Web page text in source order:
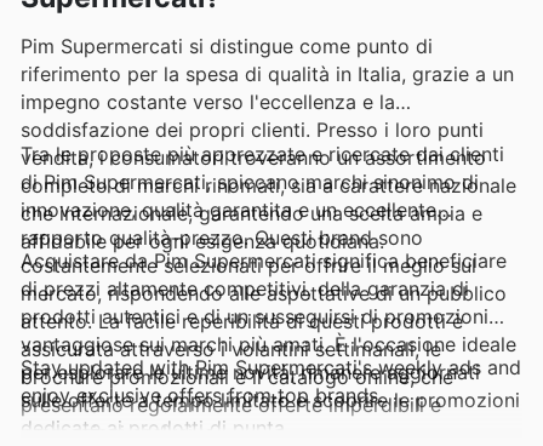
Pim Supermercati si distingue come punto di
riferimento per la spesa di qualità in Italia, grazie a un
impegno costante verso l'eccellenza e la
soddisfazione dei propri clienti. Presso i loro punti
vendita, i consumatori troveranno un assortimento
completo di marchi rinomati, sia a carattere nazionale
che internazionale, garantendo una scelta ampia e
affidabile per ogni esigenza quotidiana.
Tra le proposte più apprezzate e ricercate dai clienti
di Pim Supermercati, spiccano marchi sinonimo di
innovazione, qualità garantita e un eccellente
rapporto qualità-prezzo. Questi brand sono
costantemente selezionati per offrire il meglio sul
mercato, rispondendo alle aspettative di un pubblico
attento. La facile reperibilità di questi prodotti è
assicurata attraverso i volantini settimanali, le
brochure promozionali e il catalogo online, che
presentano regolarmente offerte imperdibili e
promozioni esclusive.
Acquistare da Pim Supermercati significa beneficiare
di prezzi altamente competitivi, della garanzia di
prodotti autentici e di un susseguirsi di promozioni
vantaggiose sui marchi più amati. È l'occasione ideale
per esplorare le ultime novità, rimanere aggiornati
sulle offerte a tempo limitato e scoprire le promozioni
dedicate ai prodotti di punta.
Stay updated with Pim Supermercati's weekly ads and
enjoy exclusive offers from top brands.